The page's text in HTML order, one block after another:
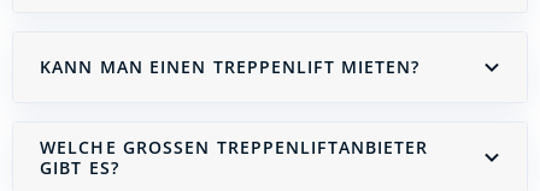
KANN MAN EINEN TREPPENLIFT MIETEN?
WELCHE GROSSEN TREPPENLIFTANBIETER G
IBT ES?